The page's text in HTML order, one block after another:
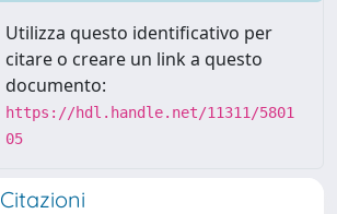
Utilizza questo identificativo per
citare o creare un link a questo
documento:
https://hdl.handle.net/11311/5801
05
Citazioni